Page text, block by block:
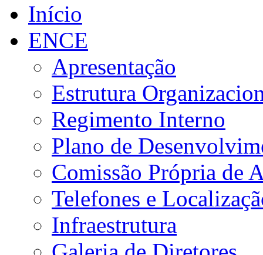
Início
ENCE
Apresentação
Estrutura
Regimento Interno
Plano de
Comissão Própria de
Telefones e
Infraestrutura